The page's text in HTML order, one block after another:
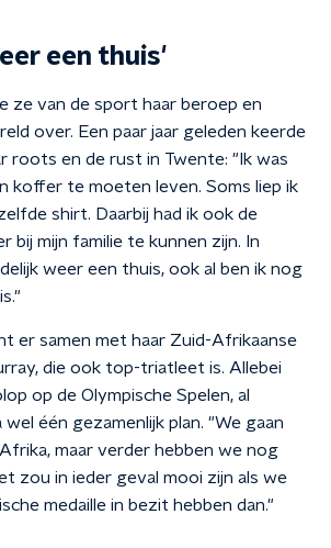
een thuis'
ze van de sport haar beroep en
over. Een paar jaar geleden keerde
roots en de rust in Twente: "Ik was
koffer te moeten leven. Soms liep ik
shirt. Daarbij had ik ook de
bij mijn familie te kunnen zijn. In
weer een thuis, ook al ben ik nog
er samen met haar Zuid-Afrikaanse
die ook top-triatleet is. Allebei
op de Olympische Spelen, al
wel één gezamenlijk plan. "We gaan
maar verder hebben we nog
zou in ieder geval mooi zijn als we
medaille in bezit hebben dan."